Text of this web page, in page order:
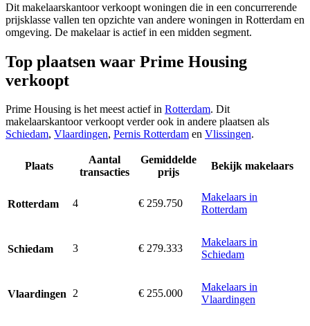
Dit makelaarskantoor verkoopt woningen die in een concurrerende
prijsklasse vallen ten opzichte van andere woningen in Rotterdam en
omgeving. De makelaar is actief in een midden segment.
Top plaatsen waar Prime Housing
verkoopt
Prime Housing is het meest actief in Rotterdam. Dit
makelaarskantoor verkoopt verder ook in andere plaatsen als
Schiedam, Vlaardingen, Pernis Rotterdam en Vlissingen.
Plaats
Aantal
transacties
Gemiddelde
prijs
Bekijk makelaars
Rotterdam 4 € 259.750
Makelaars in
Rotterdam
Schiedam 3 € 279.333
Makelaars in
Schiedam
Vlaardingen 2 € 255.000
Makelaars in
Vlaardingen